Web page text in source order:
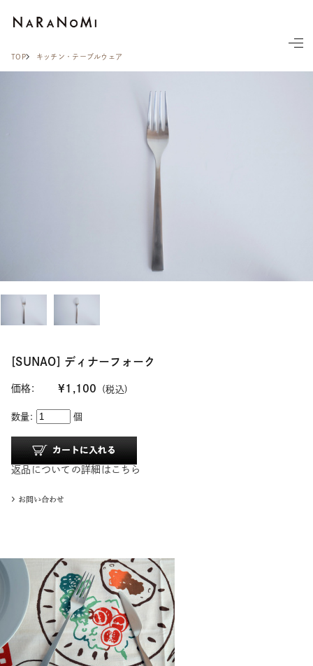
TOP キッチン・テーブルウェア
[SUNAO] ディナーフォーク
価格: ¥1,100 (税込)
数量: 個
返品についての詳細はこちら